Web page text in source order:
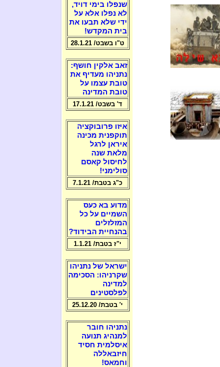
שנפלו בימי דויד,
לא נפלו אלא על
ידי שלא תבעו את
בית המקדש!
ט"ו בשבט/ 28.1.21
זאב אלקין חושף:
נתניהו מעדיף את
טובת עצמו על
טובת המדינה
ד' בשבט/ 17.1.21
איזו פרובוקציה
תוקפנית מכינה
איראן לרגל
מלאת שנה
לחיסול קאסם
סולימני!
כ"ג בטבת/ 7.1.21
מדוע בא כעס
השמיים על כל
המזלזלים
בהנחיית הבידוד?
י"ז בטבת/ 1.1.21
ישראל של נתניהו
שקרניהו: הסכימה
למדינה
לפלסטינים
י' בטבת/ 25.12.20
נתניהו חובר
למנהיג תנועה
איסלמית חסיד
חיזבאללה
וחמאס!